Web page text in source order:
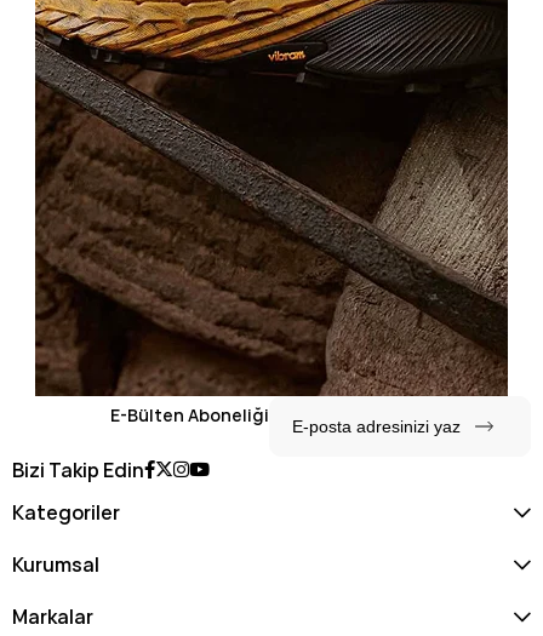
E-Bülten Aboneliği
Bizi Takip Edin
Kategoriler
Kurumsal
Markalar